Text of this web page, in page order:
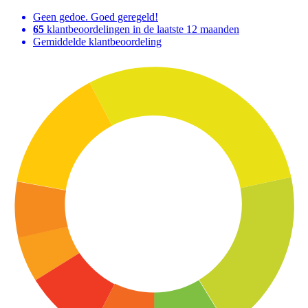
Geen gedoe. Goed geregeld!
65 klantbeoordelingen in de laatste 12 maanden
Gemiddelde klantbeoordeling